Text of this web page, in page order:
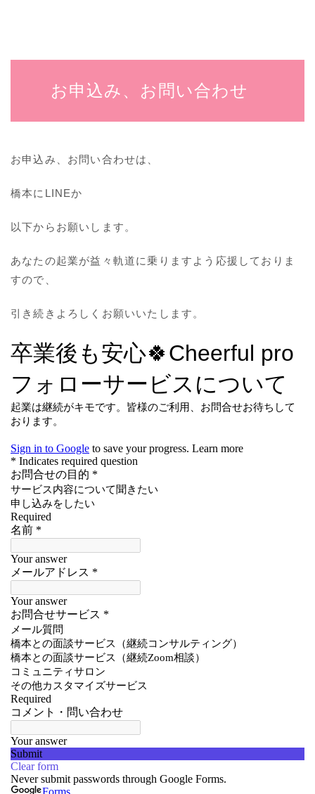
お申込み、お問い合わせ
お申込み、お問い合わせは、
橋本にLINEか
以下からお願いします。
あなたの起業が益々軌道に乗りますよう応援しておりま
すので、
引き続きよろしくお願いいたします。